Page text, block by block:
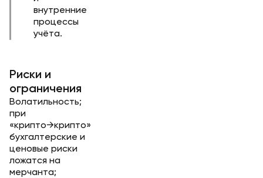
внутренние
процессы
учёта.
Риски и
ограничения
Волатильность;
при
«крипто→крипто»
бухгалтерские и
ценовые риски
ложатся на
мерчанта;